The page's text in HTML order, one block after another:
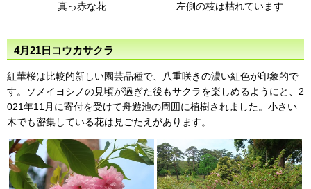
真っ赤な花 左側の枝は枯れています
4月21日コウカサクラ
紅華桜は比較的新しい園芸品種で、八重咲きの濃い紅色が印象的で
す。ソメイヨシノの見頃が過ぎた後もサクラを楽しめるようにと、2
021年11月に寄付を受けて舟遊池の周囲に植樹されました。小さい
木でも密集している花は見ごたえがあります。